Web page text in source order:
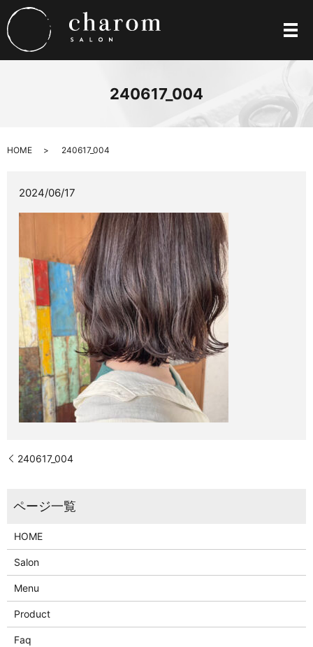
メ
240617_004
HOME 240617_004
2024/06/17
240617_004
HOME
Salon
Menu
Product
Faq